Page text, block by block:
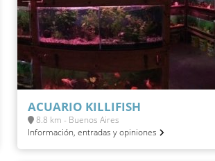
ACUARIO KILLIFISH
8.8 km - Buenos Aires
Información, entradas y opiniones